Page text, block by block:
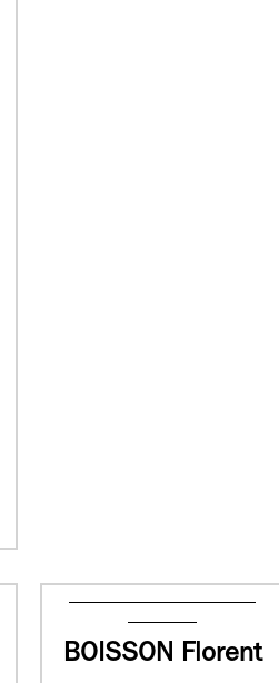
BOISSON Florent